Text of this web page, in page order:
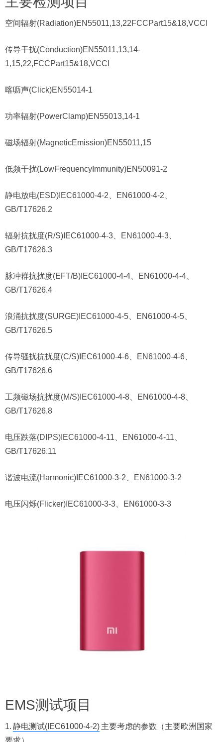
空间辐射(Radiation)EN55011,13,22FCCPart15&18,VCCI
传导干扰(Conduction)EN55011,13,14-
1,15,22,FCCPart15&18,VCCI
喀呖声(Click)EN55014-1
功率辐射(PowerClamp)EN55013,14-1
磁场辐射(MagneticEmission)EN55011,15
低频干扰(LowFrequencyImmunity)EN50091-2
静电放电(ESD)IEC61000-4-2、EN61000-4-2、
GB/T17626.2
辐射抗扰度(R/S)IEC61000-4-3、EN61000-4-3、
GB/T17626.3
脉冲群抗扰度(EFT/B)IEC61000-4-4、EN61000-4-4、
GB/T17626.4
浪涌抗扰度(SURGE)IEC61000-4-5、EN61000-4-5、
GB/T17626.5
传导骚扰抗扰度(C/S)IEC61000-4-6、EN61000-4-6、
GB/T17626.6
工频磁场抗扰度(M/S)IEC61000-4-8、EN61000-4-8、
GB/T17626.8
电压跌落(DIPS)IEC61000-4-11、EN61000-4-11、
GB/T17626.11
谐波电流(Harmonic)IEC61000-3-2、EN61000-3-2
电压闪烁(Flicker)IEC61000-3-3、EN61000-3-3
EMS测试项目
1. 静电测试(IEC61000-4-2) 主要考虑的参数（主要欧洲国家
要求）